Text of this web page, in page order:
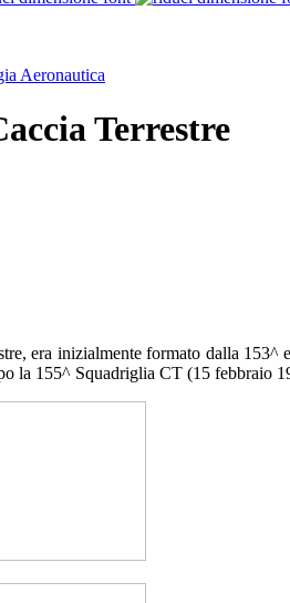
Terrestre
era inizialmente formato dalla
la 155^ Squadriglia CT (15 febbraio